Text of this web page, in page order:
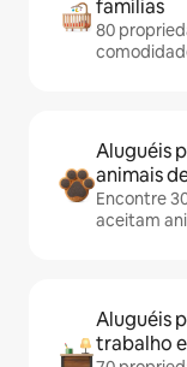
famílias
80
Aluguéis
animais
Encontre
aceitam
Aluguéis
trabalho